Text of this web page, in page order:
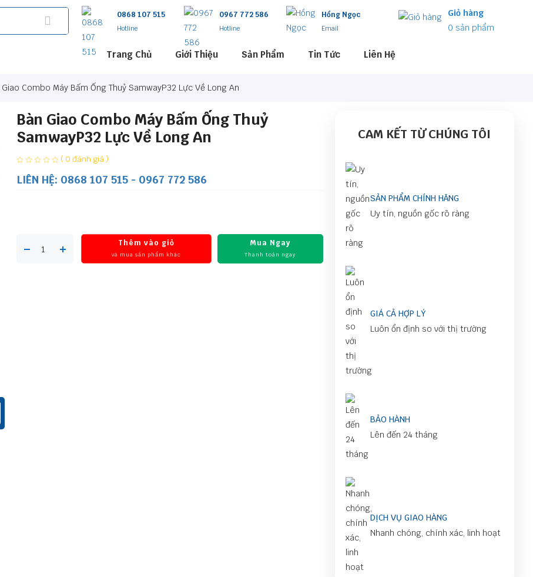
0868 107 515
Hotline
0967 772 586
Hotline
Hồng Ngọc
Email
Giỏ hàng
0 sản phẩm
Trang Chủ Giới Thiệu Sản Phẩm Tin Tức Liên Hệ
Giao Combo Máy Bấm Ống Thuỷ SamwayP32 Lực Về Long An
Bàn Giao Combo Máy Bấm Ống Thuỷ
SamwayP32 Lực Về Long An
( 0 đánh giá )
LIÊN HỆ: 0868 107 515 - 0967 772 586
Thêm vào giỏ
và mua sản phẩm khác
Mua Ngay
Thanh toán ngay
CAM KẾT TỪ CHÚNG TÔI
SẢN PHẨM CHÍNH HÃNG
Uy tín, nguồn gốc rõ ràng
GIÁ CẢ HỢP LÝ
Luôn ổn định so với thị trường
BẢO HÀNH
Lên đến 24 tháng
DỊCH VỤ GIAO HÀNG
Nhanh chóng, chính xác, linh hoạt